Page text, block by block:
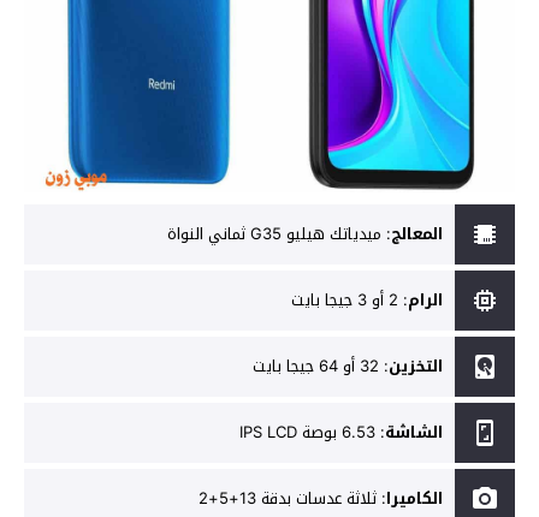
المعالج: ميدياتك هيليو G35 ثماني النواة
الرام: 2 أو 3 جيجا بايت
التخزين: 32 أو 64 جيجا بايت
الشاشة: 6.53 بوصة IPS LCD
الكاميرا: ثلاثة عدسات بدقة 13+5+2